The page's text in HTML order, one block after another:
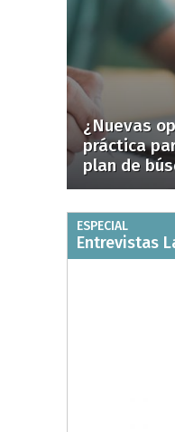
¿Nuevas
práctica
plan de
ESPECIAL
Entrevistas